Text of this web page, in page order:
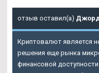
отзыв оставил(а)
Криптовалют является
решения еще рынка
финансовой